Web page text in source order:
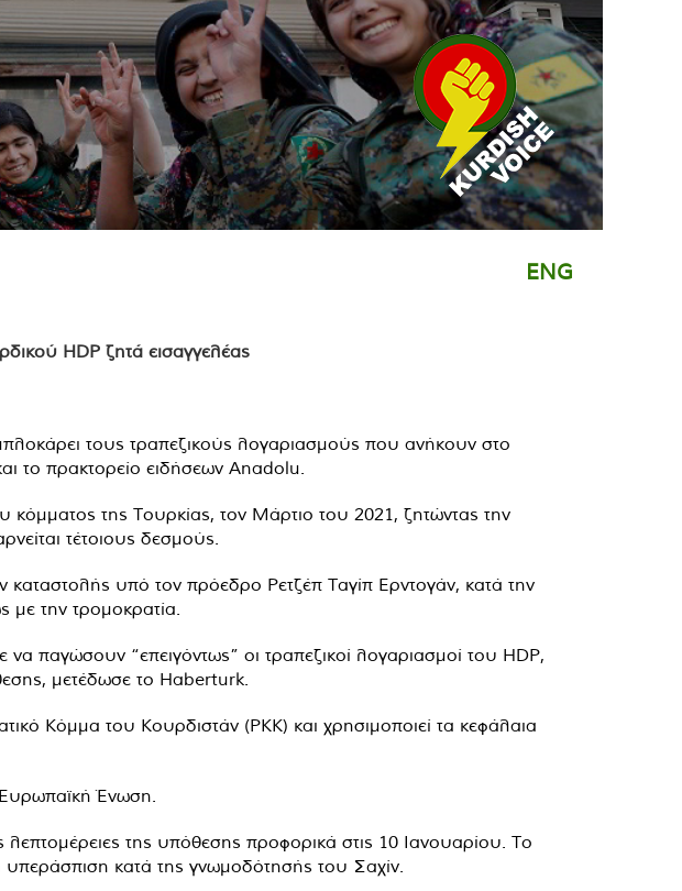
ENG
τους τραπεζικούς λογαριασμούς που ανήκουν στο
το πρακτορείο ειδήσεων Anadolu.
κόμματος της Τουρκίας, τον Μάρτιο του 2021, ζητώντας την
τέτοιους δεσμούς.
καταστολής υπό τον πρόεδρο Ρετζέπ Ταγίπ Ερντογάν, κατά την
με την τρομοκρατία.
παγώσουν “επειγόντως” οι τραπεζικοί λογαριασμοί του HDP,
μετέδωσε το Haberturk.
Κόμμα του Κουρδιστάν (PKK) και χρησιμοποιεί τα κεφάλαια
Ένωση.
της υπόθεσης προφορικά στις 10 Ιανουαρίου. Το
κατά της γνωμοδότησής του Σαχίν.